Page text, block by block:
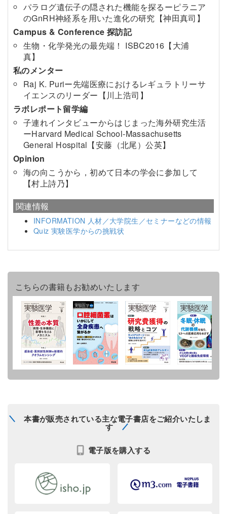
パラログ遺伝子の隠された機能を探るーピラニア
のGnRH神経系を用いた進化の研究【神田真司】
Campus & Conference 探訪記
生物・化学発光の最先端！ ISBC2016【大浦
真】
私のメンター
Raj K. Puriー先端医療におけるレギュラトリーサ
イエンスのリーダー【川上浩司】
ラボレポート留学編
子連れインタビューからはじまった海外研究生活
ーHarvard Medical School-Massachusetts
General Hospital【安藤（北尾）公英】
Opinion
海の向こうから，初めて日本の学会に参加して
【村上詩乃】
関連情報
INFORMATION 人材／大学院生／セミナーなどの情報
Quiz 実験医学からの挑戦状
こちらの書籍もお勧めいたします
本書が販売されている主な電子書店をご紹介いたしま
す
電子版を購入する